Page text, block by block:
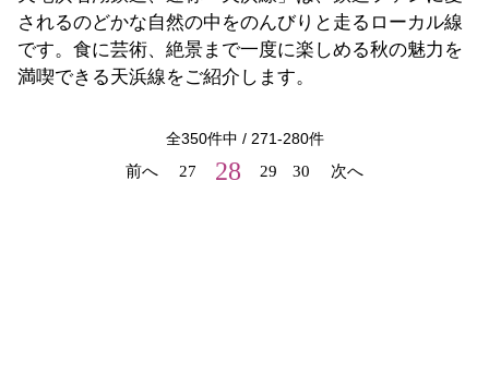
されるのどかな自然の中をのんびりと走るローカル線
です。食に芸術、絶景まで一度に楽しめる秋の魅力を
満喫できる天浜線をご紹介します。
全350件中 / 271-280件
前へ
27 28 29 30 次へ